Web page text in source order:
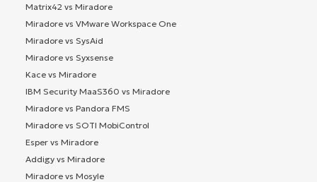
Matrix42 vs Miradore
Miradore vs VMware Workspace One
Miradore vs SysAid
Miradore vs Syxsense
Kace vs Miradore
IBM Security MaaS360 vs Miradore
Miradore vs Pandora FMS
Miradore vs SOTI MobiControl
Esper vs Miradore
Addigy vs Miradore
Miradore vs Mosyle